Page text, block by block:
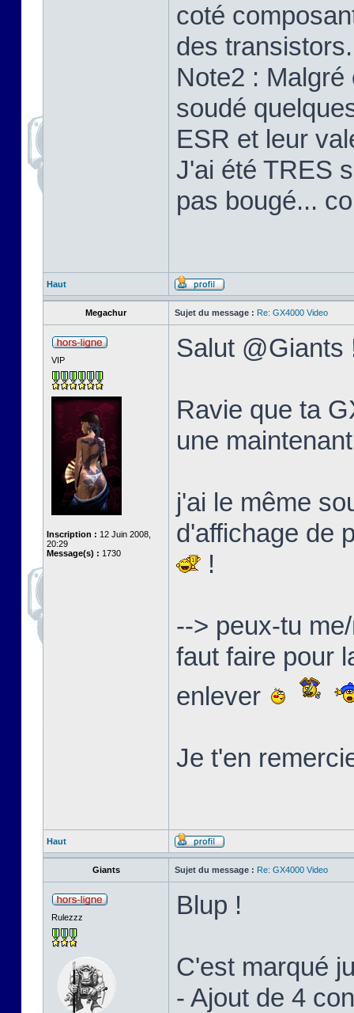
coté
des transistors.
Note2 :
soudé
ESR et leur
J'ai été TRES
pas bougé...
Haut
Megachur Sujet du message : Re: GX4000 Video
VIP
Inscription : 12 Juin 2008,
20:29
Message(s) : 1730
Salut @Giants
Ravie que ta
une
j'ai le même
d'affichage de
!
--> peux-tu
faut faire pour
enlever
Je t'en
Haut
Giants Sujet du message : Re: GX4000 Video
Rulezzz Blup !
C'est marqué
- Ajout de 4